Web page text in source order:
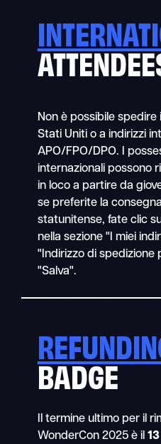
Non è possibile
Stati Uniti o a indirizzi
APO/FPO/DPO. I
internazionali possono
in loco a partire da
se preferite la
statunitense, fate clic
nella sezione "I miei
"Indirizzo di spedizione
"Salva".
BADGE
Il termine ultimo per il
WonderCon 2025 è il